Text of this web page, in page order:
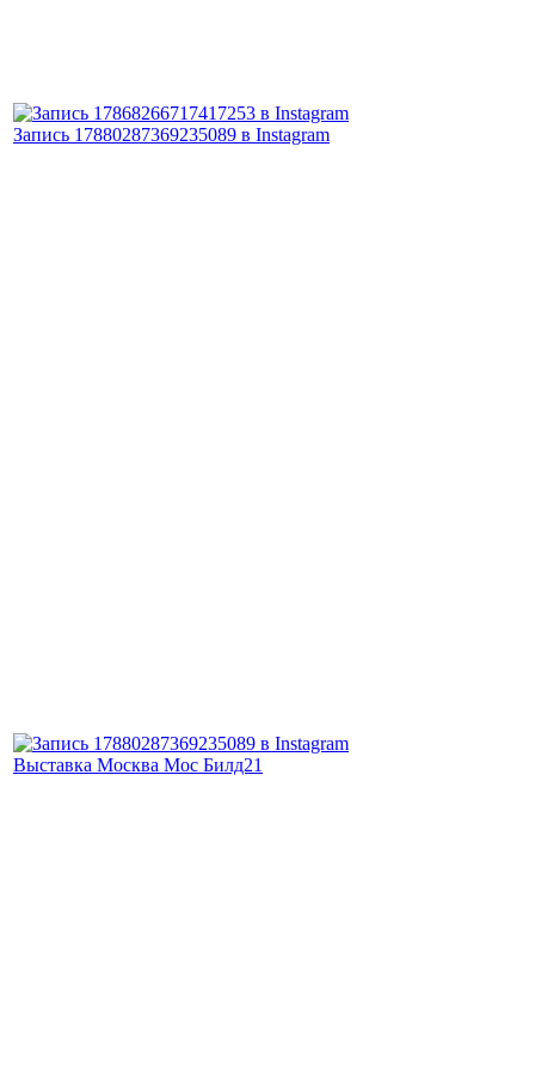
Запись 17880287369235089 в Instagram
Выставка Москва Мос Билд21